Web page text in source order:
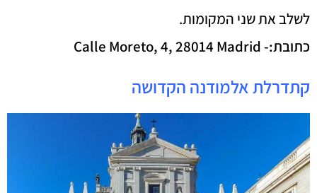
לשלב את שני המקומות.
כתובת:-Calle Moreto, 4, 28014 Madrid
קתדרלת אלמודנה הקדושה